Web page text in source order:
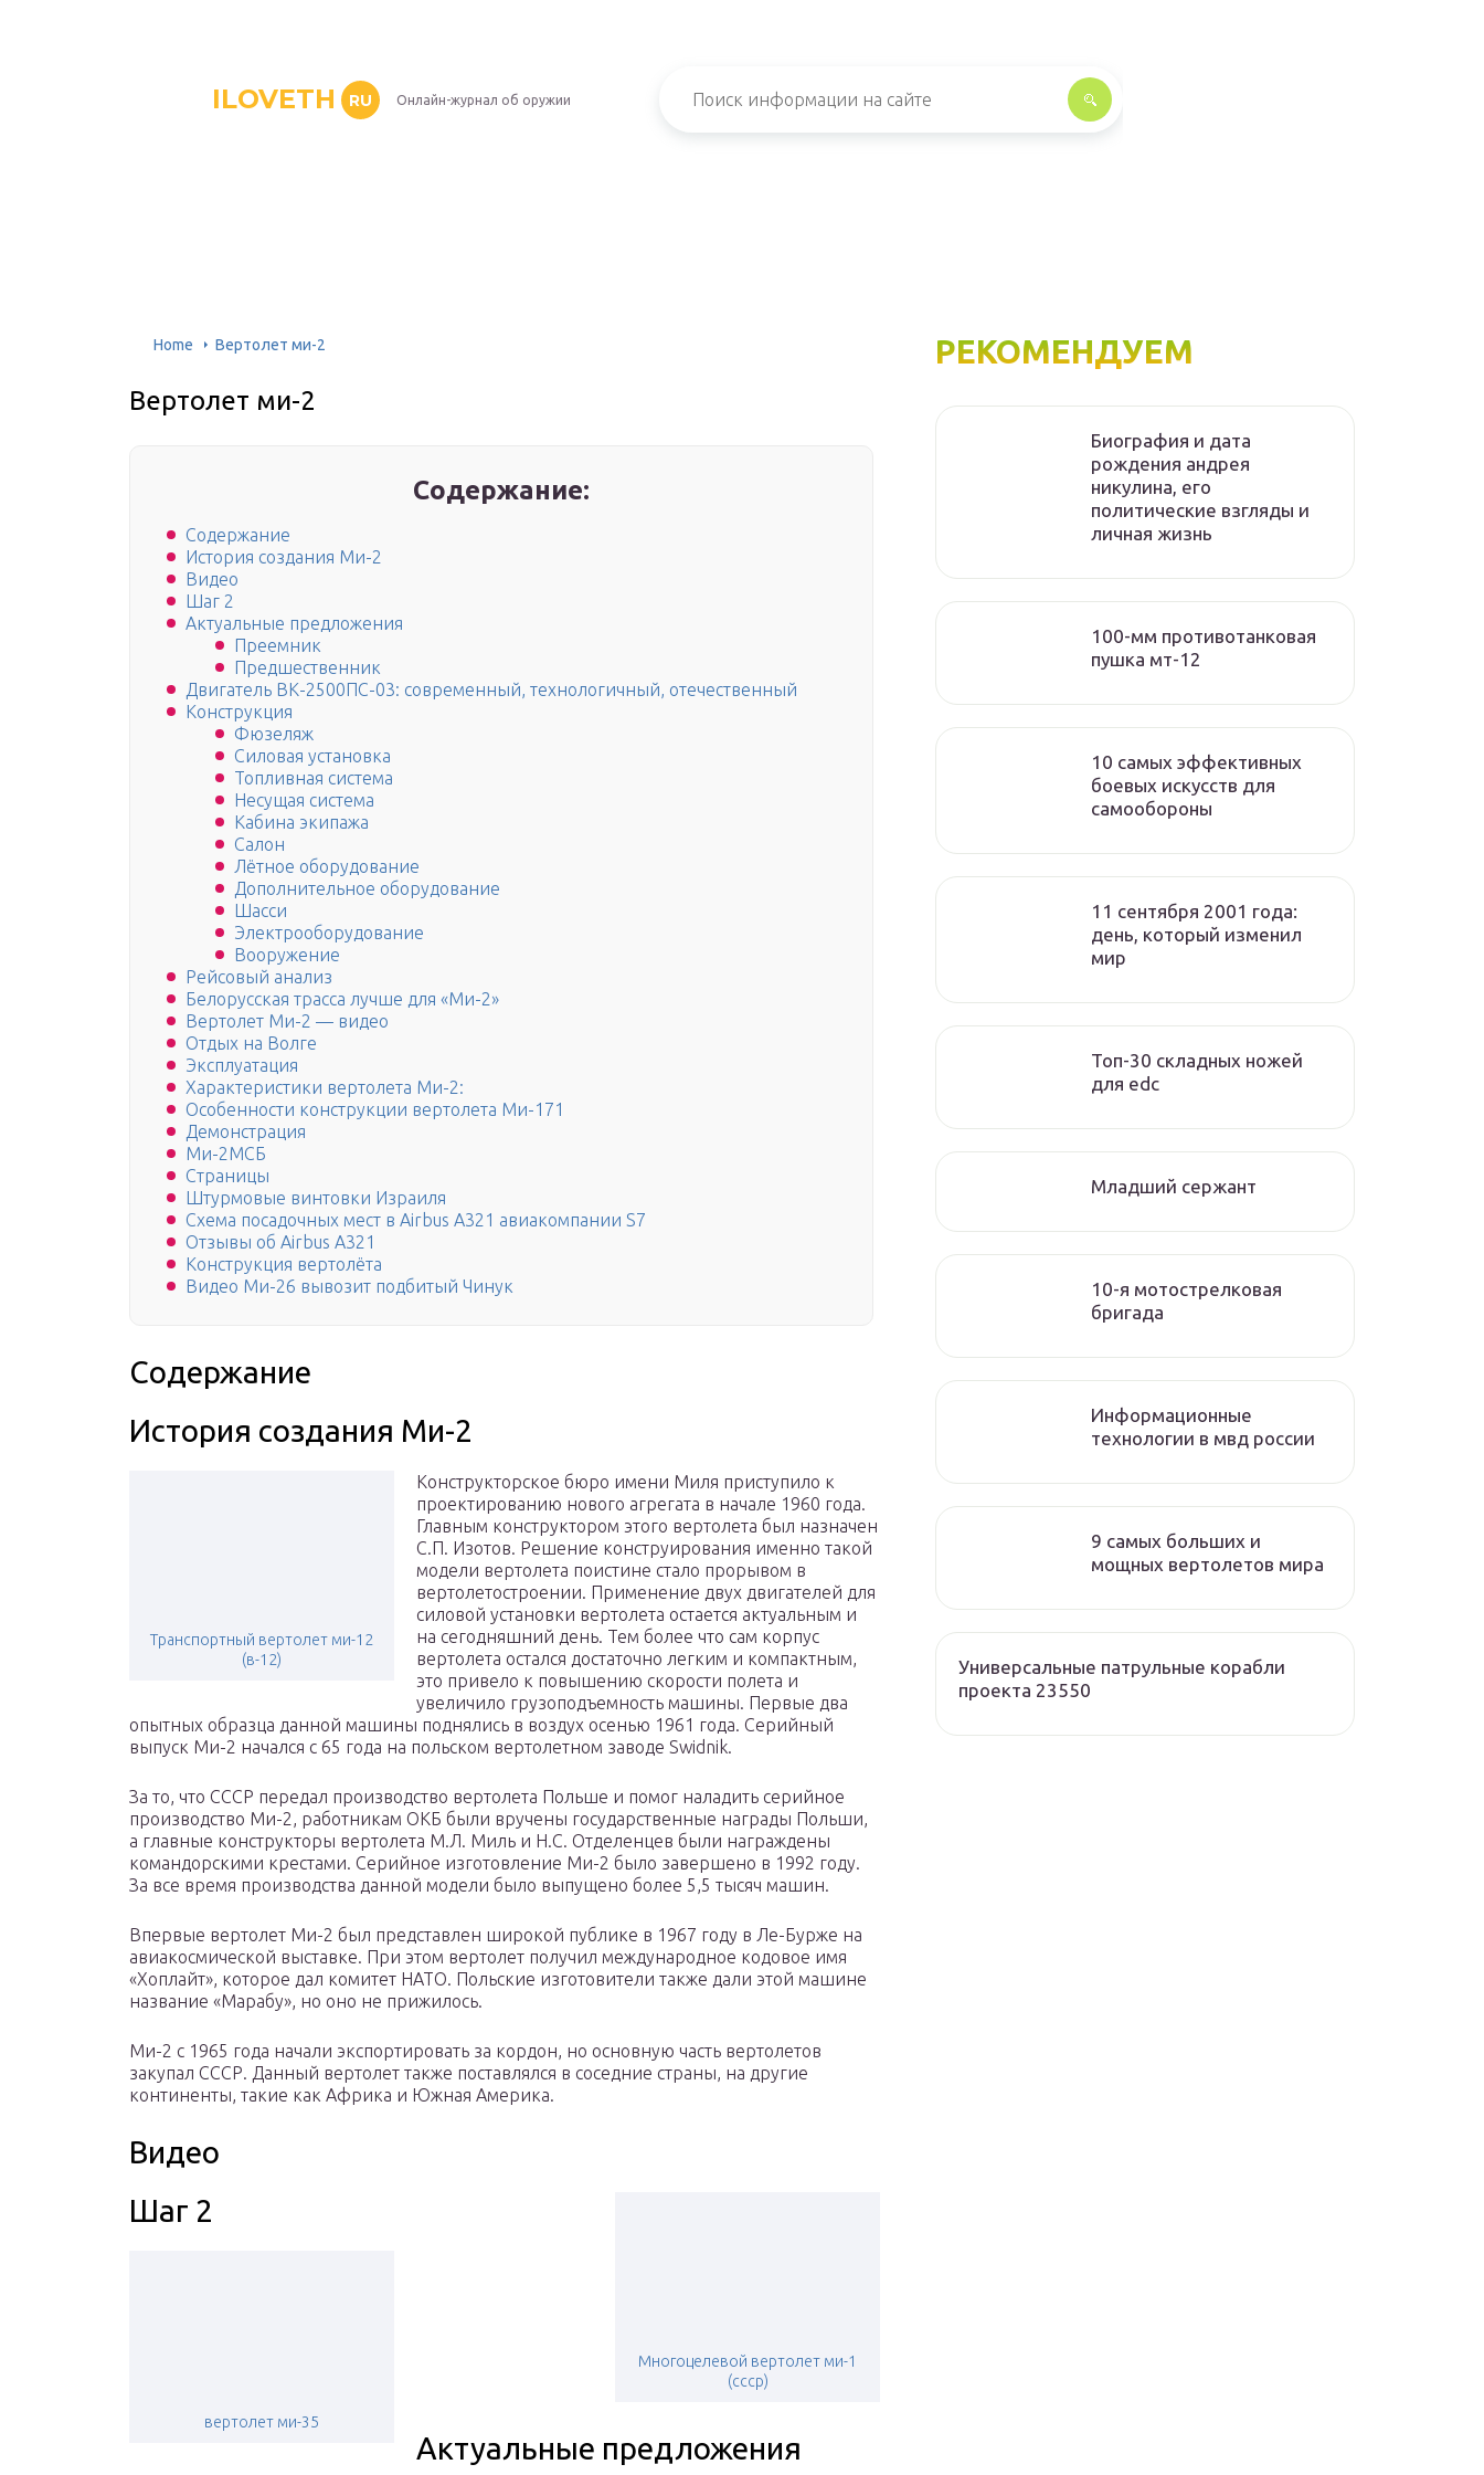
ILOVETH RU Онлайн-журнал об оружии
Home Вертолет ми-2
Вертолет ми-2
Содержание:
Содержание
История создания Ми-2
Видео
Шаг 2
Актуальные предложения
Преемник
Предшественник
Двигатель ВК-2500ПС-03: современный, технологичный, отечественный
Конструкция
Фюзеляж
Силовая установка
Топливная система
Несущая система
Кабина экипажа
Салон
Лётное оборудование
Дополнительное оборудование
Шасси
Электрооборудование
Вооружение
Рейсовый анализ
Белорусская трасса лучше для «Ми-2»
Вертолет Ми-2 — видео
Отдых на Волге
Эксплуатация
Характеристики вертолета Ми-2:
Особенности конструкции вертолета Ми-171
Демонстрация
Ми-2МСБ
Страницы
Штурмовые винтовки Израиля
Схема посадочных мест в Airbus A321 авиакомпании S7
Отзывы об Airbus A321
Конструкция вертолёта
Видео Ми-26 вывозит подбитый Чинук
Содержание
История создания Ми-2
Транспортный вертолет ми-12
(в-12)
Конструкторское бюро имени Миля приступило к
проектированию нового агрегата в начале 1960 года.
Главным конструктором этого вертолета был назначен
С.П. Изотов. Решение конструирования именно такой
модели вертолета поистине стало прорывом в
вертолетостроении. Применение двух двигателей для
силовой установки вертолета остается актуальным и
на сегодняшний день. Тем более что сам корпус
вертолета остался достаточно легким и компактным,
это привело к повышению скорости полета и
увеличило грузоподъемность машины. Первые два
опытных образца данной машины поднялись в воздух осенью 1961 года. Серийный
выпуск Ми-2 начался с 65 года на польском вертолетном заводе Swidnik.
За то, что СССР передал производство вертолета Польше и помог наладить серийное
производство Ми-2, работникам ОКБ были вручены государственные награды Польши,
а главные конструкторы вертолета М.Л. Миль и Н.С. Отделенцев были награждены
командорскими крестами. Серийное изготовление Ми-2 было завершено в 1992 году.
За все время производства данной модели было выпущено более 5,5 тысяч машин.
Впервые вертолет Ми-2 был представлен широкой публике в 1967 году в Ле-Бурже на
авиакосмической выставке. При этом вертолет получил международное кодовое имя
«Хоплайт», которое дал комитет НАТО. Польские изготовители также дали этой машине
название «Марабу», но оно не прижилось.
Ми-2 с 1965 года начали экспортировать за кордон, но основную часть вертолетов
закупал СССР. Данный вертолет также поставлялся в соседние страны, на другие
континенты, такие как Африка и Южная Америка.
Видео
Многоцелевой вертолет ми-1
(ссср)
Шаг 2
вертолет ми-35
Актуальные предложения
РЕКОМЕНДУЕМ
Биография и дата
рождения андрея
никулина, его
политические взгляды и
личная жизнь
100-мм противотанковая
пушка мт-12
10 самых эффективных
боевых искусств для
самообороны
11 сентября 2001 года:
день, который изменил
мир
Топ-30 складных ножей
для edc
Младший сержант
10-я мотострелковая
бригада
Информационные
технологии в мвд россии
9 самых больших и
мощных вертолетов мира
Универсальные патрульные корабли
проекта 23550